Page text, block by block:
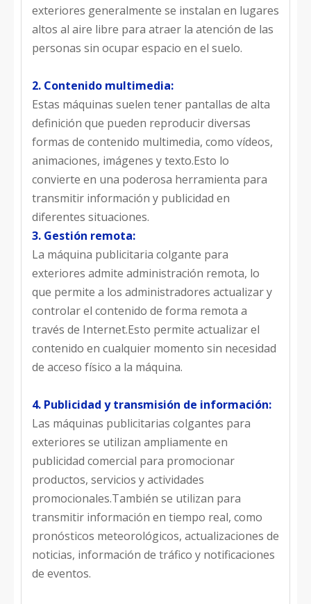
exteriores generalmente se instalan en lugares
altos al aire libre para atraer la atención de las
personas sin ocupar espacio en el suelo.
2. Contenido multimedia:
Estas máquinas suelen tener pantallas de alta
definición que pueden reproducir diversas
formas de contenido multimedia, como vídeos,
animaciones, imágenes y texto.Esto lo
convierte en una poderosa herramienta para
transmitir información y publicidad en
diferentes situaciones.
3. Gestión remota:
La máquina publicitaria colgante para
exteriores admite administración remota, lo
que permite a los administradores actualizar y
controlar el contenido de forma remota a
través de Internet.Esto permite actualizar el
contenido en cualquier momento sin necesidad
de acceso físico a la máquina.
4. Publicidad y transmisión de información:
Las máquinas publicitarias colgantes para
exteriores se utilizan ampliamente en
publicidad comercial para promocionar
productos, servicios y actividades
promocionales.También se utilizan para
transmitir información en tiempo real, como
pronósticos meteorológicos, actualizaciones de
noticias, información de tráfico y notificaciones
de eventos.